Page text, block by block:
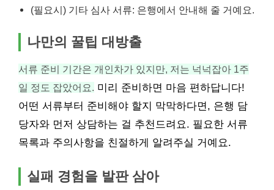
(필요시) 기타 심사 서류: 은행에서 안내해 줄 거예요.
나만의 꿀팁 대방출
서류 준비 기간은 개인차가 있지만, 저는 넉넉잡아 1주
일 정도 잡았어요. 미리 준비하면 마음 편하답니다!
어떤 서류부터 준비해야 할지 막막하다면, 은행 담
당자와 먼저 상담하는 걸 추천드려요. 필요한 서류
목록과 주의사항을 친절하게 알려주실 거예요.
실패 경험을 발판 삼아